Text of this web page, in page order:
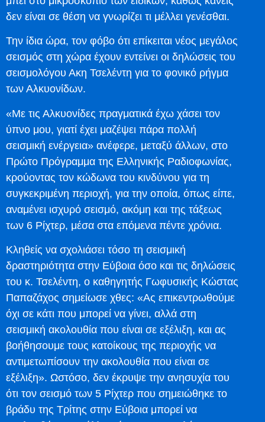
δεν είναι σε θέση να γνωρίζει τι μέλλει γενέσθαι.
Την ίδια ώρα, τον φόβο ότι επίκειται νέος μεγάλος
σεισμός στη χώρα έχουν εντείνει οι δηλώσεις του
σεισμολόγου Ακη Τσελέντη για το φονικό ρήγμα
των Αλκυονίδων.
«Με τις Αλκυονίδες πραγματικά έχω χάσει τον
ύπνο μου, γιατί έχει μαζέψει πάρα πολλή
σεισμική ενέργεια» ανέφερε, μεταξύ άλλων, στο
Πρώτο Πρόγραμμα της Ελληνικής Ραδιοφωνίας,
κρούοντας τον κώδωνα του κινδύνου για τη
συγκεκριμένη περιοχή, για την οποία, όπως είπε,
αναμένει ισχυρό σεισμό, ακόμη και της τάξεως
των 6 Ρίχτερ, μέσα στα επόμενα πέντε χρόνια.
Κληθείς να σχολιάσει τόσο τη σεισμική
δραστηριότητα στην Εύβοια όσο και τις δηλώσεις
του κ. Τσελέντη, ο καθηγητής Γωφυσικής Κώστας
Παπαζάχος σημείωσε χθες: «Ας επικεντρωθούμε
όχι σε κάτι που μπορεί να γίνει, αλλά στη
σεισμική ακολουθία που είναι σε εξέλιξη, και ας
βοήθησουμε τους κατοίκους της περιοχής να
αντιμετωπίσουν την ακολουθία που είναι σε
εξέλιξη». Ωστόσο, δεν έκρυψε την ανησυχία του
ότι τον σεισμό των 5 Ρίχτερ που σημειώθηκε το
βράδυ της Τρίτης στην Εύβοια μπορεί να